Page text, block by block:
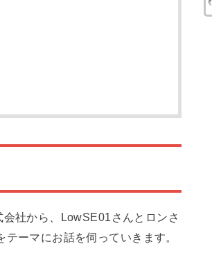
社から、LowSE01さんとロンさ
ーマにお話を伺っていきます。